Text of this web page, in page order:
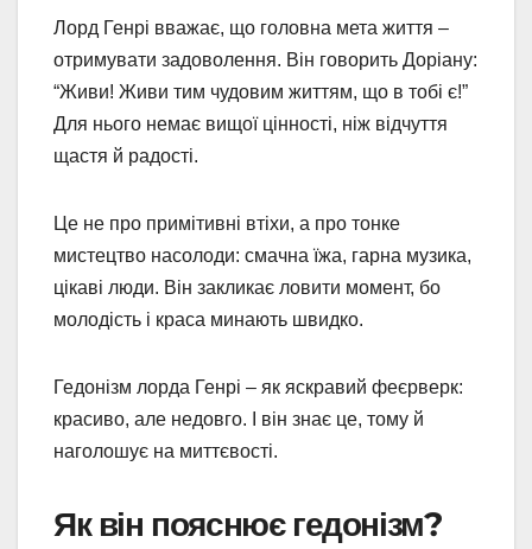
Лорд Генрі вважає, що головна мета життя –
отримувати задоволення. Він говорить Доріану:
“Живи! Живи тим чудовим життям, що в тобі є!”
Для нього немає вищої цінності, ніж відчуття
щастя й радості.
Це не про примітивні втіхи, а про тонке
мистецтво насолоди: смачна їжа, гарна музика,
цікаві люди. Він закликає ловити момент, бо
молодість і краса минають швидко.
Гедонізм лорда Генрі – як яскравий феєрверк:
красиво, але недовго. І він знає це, тому й
наголошує на миттєвості.
Як він пояснює гедонізм?